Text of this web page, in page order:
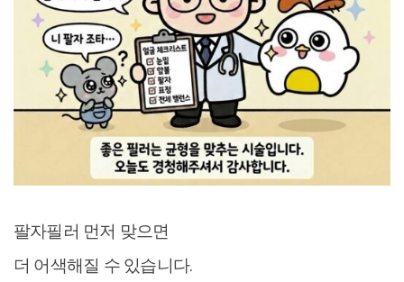
팔자필러 먼저 맞으면
더 어색해질 수 있습니다.